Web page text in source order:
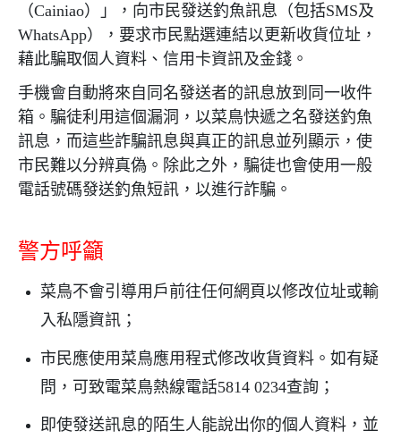
（Cainiao）」，向市民發送釣魚訊息（包括SMS及
WhatsApp），要求市民點選連結以更新收貨位址，
藉此騙取個人資料、信用卡資訊及金錢。
手機會自動將來自同名發送者的訊息放到同一收件
箱。騙徒利用這個漏洞，以菜鳥快遞之名發送釣魚
訊息，而這些詐騙訊息與真正的訊息並列顯示，使
市民難以分辨真偽。除此之外，騙徒也會使用一般
電話號碼發送釣魚短訊，以進行詐騙。
警方呼籲
菜鳥不會引導用戶前往任何網頁以修改位址或輸
入私隱資訊；
市民應使用菜鳥應用程式修改收貨資料。如有疑
問，可致電菜鳥熱線電話5814 0234查詢；
即使發送訊息的陌生人能說出你的個人資料，並